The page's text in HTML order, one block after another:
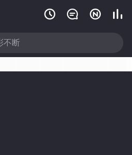
   